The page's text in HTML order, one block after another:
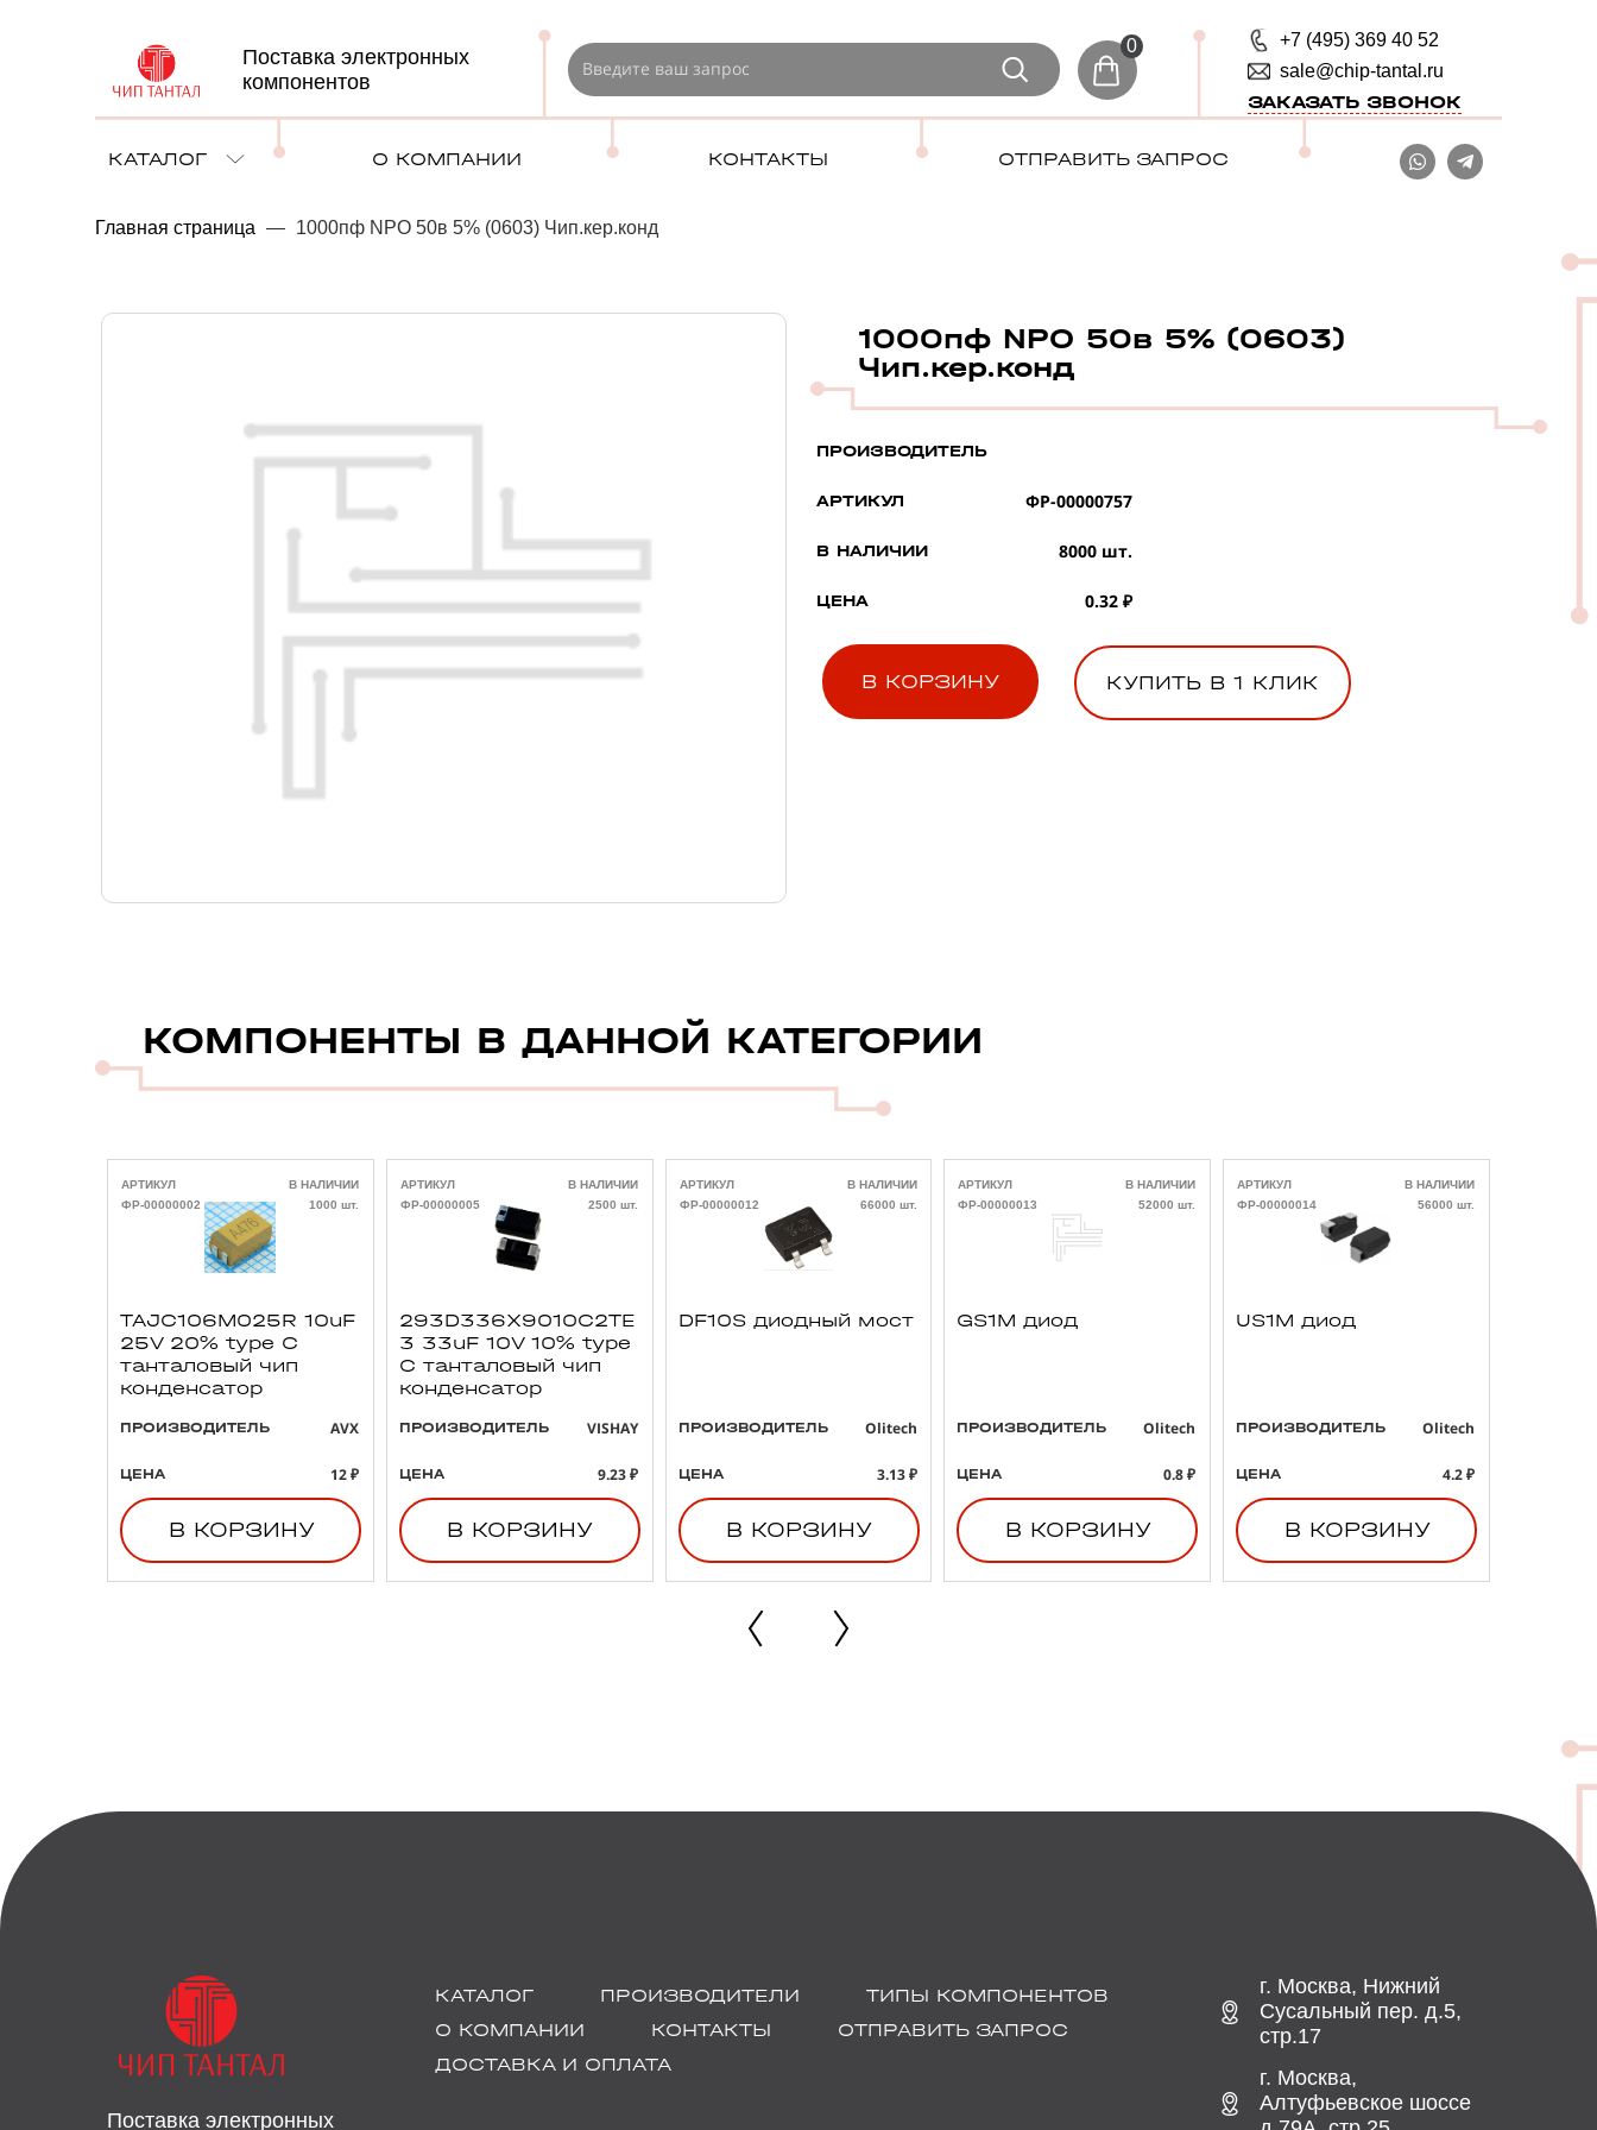
Поставка электронных
компонентов
0
+7 (495) 369 40 52
sale@chip-tantal.ru
ЗАКАЗАТЬ ЗВОНОК
КАТАЛОГ О КОМПАНИИ КОНТАКТЫ ОТПРАВИТЬ ЗАПРОС
Главная страница — 1000пф NPO 50в 5% (0603) Чип.кер.конд
1000пф NPO 50в 5% (0603)
Чип.кер.конд
ПРОИЗВОДИТЕЛЬ
АРТИКУЛ ФР-00000757
В НАЛИЧИИ 8000 шт.
ЦЕНА 0.32 ₽
В КОРЗИНУ КУПИТЬ В 1 КЛИК
КОМПОНЕНТЫ В ДАННОЙ КАТЕГОРИИ
АРТИКУЛ
ФР-00000002
В НАЛИЧИИ
1000 шт.
TAJC106M025R 10uF
25V 20% type C
танталовый чип
конденсатор
ПРОИЗВОДИТЕЛЬ AVX
ЦЕНА 12 ₽
В КОРЗИНУ
АРТИКУЛ
ФР-00000005
В НАЛИЧИИ
2500 шт.
293D336X9010C2TE
3 33uF 10V 10% type
C танталовый чип
конденсатор
ПРОИЗВОДИТЕЛЬ VISHAY
ЦЕНА 9.23 ₽
В КОРЗИНУ
АРТИКУЛ
ФР-00000012
В НАЛИЧИИ
66000 шт.
DF10S диодный мост
ПРОИЗВОДИТЕЛЬ Olitech
ЦЕНА 3.13 ₽
В КОРЗИНУ
АРТИКУЛ
ФР-00000013
В НАЛИЧИИ
52000 шт.
GS1M диод
ПРОИЗВОДИТЕЛЬ Olitech
ЦЕНА 0.8 ₽
В КОРЗИНУ
АРТИКУЛ
ФР-00000014
В НАЛИЧИИ
56000 шт.
US1M диод
ПРОИЗВОДИТЕЛЬ Olitech
ЦЕНА 4.2 ₽
В КОРЗИНУ
Поставка электронных
КАТАЛОГ ПРОИЗВОДИТЕЛИ
ТИПЫ КОМПОНЕНТОВ
О КОМПАНИИ
КОНТАКТЫ
ОТПРАВИТЬ ЗАПРОС
ДОСТАВКА И ОПЛАТА
г. Москва, Нижний
Сусальный пер. д.5,
стр.17
г. Москва,
Алтуфьевское шоссе